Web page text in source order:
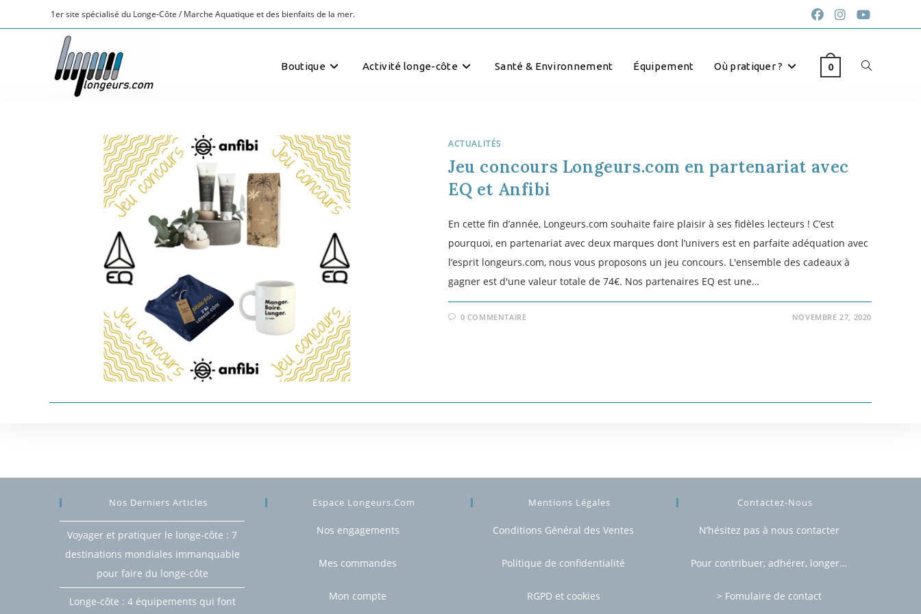
1er site spécialisé du Longe-Côte / Marche Aquatique et des bienfaits de la mer.
Boutique Activité longe-côte Santé & Environnement Équipement Où pratiquer ? 0
ACTUALITÉS
Jeu concours Longeurs.com en partenariat avec
EQ et Anfibi
En cette fin d’année, Longeurs.com souhaite faire plaisir à ses fidèles lecteurs ! C’est
pourquoi, en partenariat avec deux marques dont l’univers est en parfaite adéquation avec
l’esprit longeurs.com, nous vous proposons un jeu concours. L'ensemble des cadeaux à
gagner est d'une valeur totale de 74€. Nos partenaires EQ est une…
0 COMMENTAIRE NOVEMBRE 27, 2020
Nos Derniers Articles
Voyager et pratiquer le longe-côte : 7
destinations mondiales immanquable
pour faire du longe-côte
Longe-côte : 4 équipements qui font
Espace Longeurs.com
Nos engagements
Mes commandes
Mon compte
Mentions Légales
Conditions Général des Ventes
Politique de confidentialité
RGPD et cookies
Contactez-Nous
N’hésitez pas à nous contacter
Pour contribuer, adhérer, longer…
> Fomulaire de contact